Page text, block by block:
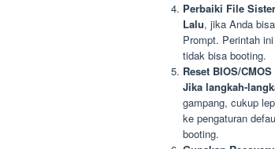
Perbaiki File
Lalu, jika Anda
Prompt. Perintah
tidak bisa booting.
Reset BIOS/CMOS
Jika langkah-
gampang, cukup
ke pengaturan
booting.